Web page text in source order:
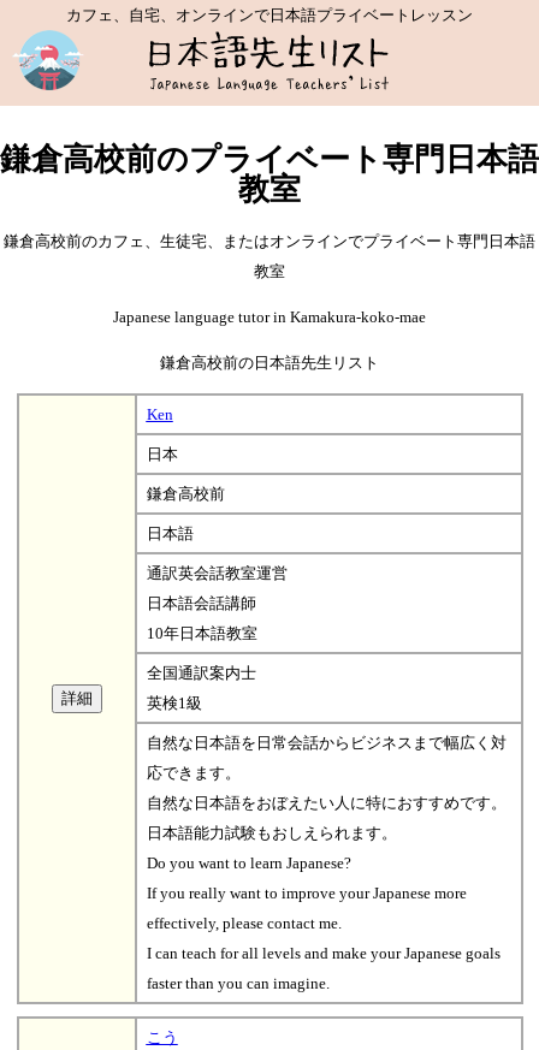
カフェ、自宅、オンラインで日本語プライベートレッスン
鎌倉高校前のプライベート専門日本語
教室
鎌倉高校前のカフェ、生徒宅、またはオンラインでプライベート専門日本語
教室
Japanese language tutor in Kamakura-koko-mae
鎌倉高校前の日本語先生リスト
Ken
日本
鎌倉高校前
日本語
通訳英会話教室運営
日本語会話講師
10年日本語教室
全国通訳案内士
英検1級
自然な日本語を日常会話からビジネスまで幅広く対
応できます。
自然な日本語をおぼえたい人に特におすすめです。
日本語能力試験もおしえられます。
Do you want to learn Japanese?
If you really want to improve your Japanese more
effectively, please contact me.
I can teach for all levels and make your Japanese goals
faster than you can imagine.
こう